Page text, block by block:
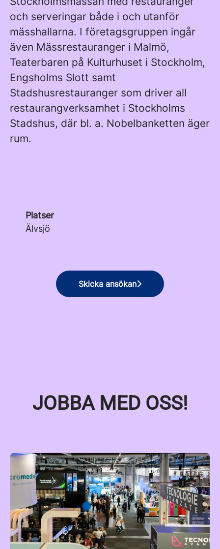
och serveringar både i och utanför
mässhallarna. I företagsgruppen ingår
även Mässrestauranger i Malmö,
Teaterbaren på Kulturhuset i Stockholm,
Engsholms Slott samt
Stadshusrestauranger som driver all
restaurangverksamhet i Stockholms
Stadshus, där bl. a. Nobelbanketten äger
rum.
Platser
Älvsjö
Skicka ansökan
JOBBA MED OSS!